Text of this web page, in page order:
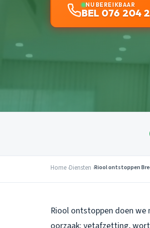
NU BEREIKBAAR
BEL 076 204
Home Diensten Riool ontstoppen
Riool ontstoppen doen we